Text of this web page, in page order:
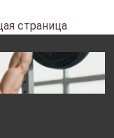
страница